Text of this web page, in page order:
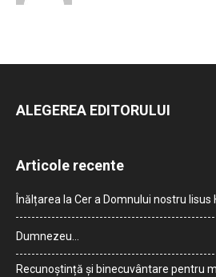
ALEGEREA EDITORULUI
Articole recente
Înălțarea la Cer a Domnului nostru Iisus
Dumnezeu…
Recunoștință și binecuvântare pentru